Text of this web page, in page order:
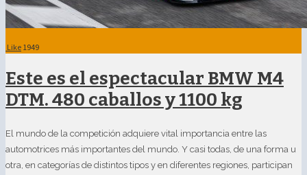
Like 1949
Este es el espectacular BMW M4
DTM. 480 caballos y 1100 kg
El mundo de la competición adquiere vital importancia entre las
automotrices más importantes del mundo. Y casi todas, de una forma u
otra, en categorías de distintos tipos y en diferentes regiones, participan